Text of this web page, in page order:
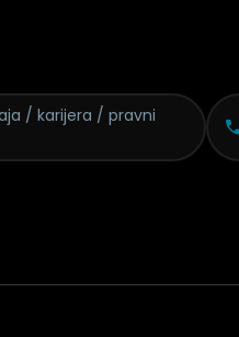
/karijera / pravni